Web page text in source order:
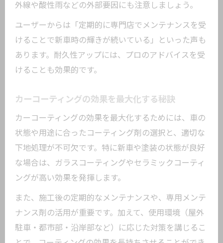
外線や酸性雨などの外部要因にも注意しましょう。
ユーザーからは「定期的に専門店でメンテナンスを受
けることで新車時の輝きが続いている」といった声も
あります。耐久性アップには、プロのアドバイスを受
けることも効果的です。
カーコーティングの効果を最大化する秘訣
カーコーティングの効果を最大化するためには、車の
状態や用途に合ったコーティング剤の選択と、適切な
下地処理が不可欠です。特に新車や塗装の状態が良好
な場合は、ガラスコーティングやセラミックコーティ
ングが高い効果を発揮します。
また、施工後の定期的なメンテナンスや、専用メンテ
ナンス剤の活用が重要です。加えて、使用環境（屋外
駐車・都市部・沿岸部など）に応じた対策を講じるこ